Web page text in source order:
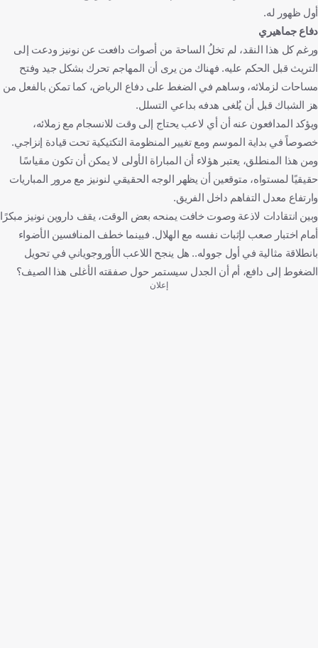
أول ظهور له.
دفاع جماهيري
ورغم كل هذا النقد، لم تخلُ الساحة من أصوات دافعت عن نونيز ودعت إلى
التريث قبل الحكم عليه. فهناك من يرى أن المهاجم تحرك بشكل جيد وفتح
مساحات لزملائه، وساهم في الضغط على دفاع الرياض، كما تمكن بالفعل من
هز الشباك قبل أن يُلغى هدفه بداعي التسلل.
ويؤكد المدافعون عنه أن أي لاعب يحتاج إلى وقت للانسجام مع زملائه،
خصوصاً في بداية الموسم ومع تغيير المنظومة التكتيكية تحت قيادة إنزاجي.
ومن هذا المنطلق، يعتبر هؤلاء أن المباراة الأولى لا يمكن أن تكون مقياسًا
حقيقيًا لمستواه، متوقعين أن يظهر الوجه الحقيقي لنونيز مع مرور المباريات
وارتفاع معدل التفاهم داخل الفريق.
وبين انتقادات لاذعة وصوت خافت يمنحه بعض الوقت، يقف داروين نونيز مبكرًا
أمام اختبار صعب لإثبات نفسه مع الهلال. فبينما خطف المنافسين الأضواء
بانطلاقة مثالية في أول جووله.. هل ينجح اللاعب الأوروجوياني في تحويل
الضغوط إلى دافع، أم أن الجدل سيستمر حول صفقته الأغلى هذا الصيف؟
إعلان